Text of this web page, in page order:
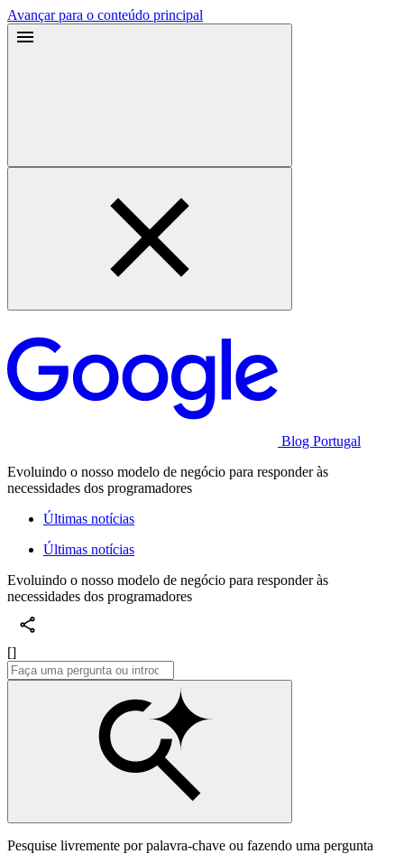
Avançar para o conteúdo principal
Blog Portugal
Evoluindo o nosso modelo de negócio para responder às
necessidades dos programadores
Últimas notícias
Últimas notícias
Evoluindo o nosso modelo de negócio para responder às
necessidades dos programadores
[]
Pesquise livremente por palavra-chave ou fazendo uma pergunta